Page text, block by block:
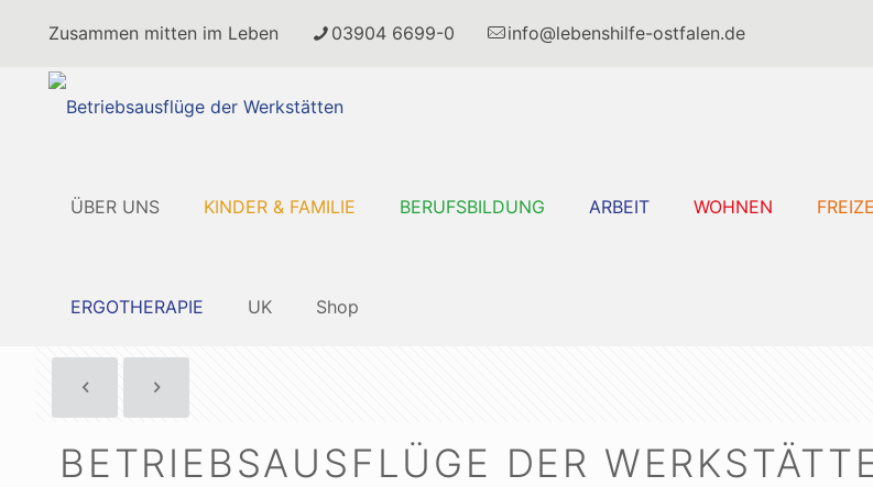
Zusammen mitten im Leben 03904 6699-0 info@lebenshilfe-ostfalen.de
ÜBER UNS KINDER & FAMILIE BERUFSBILDUNG ARBEIT WOHNEN
ERGOTHERAPIE UK Shop
BETRIEBSAUSFLÜGE DER